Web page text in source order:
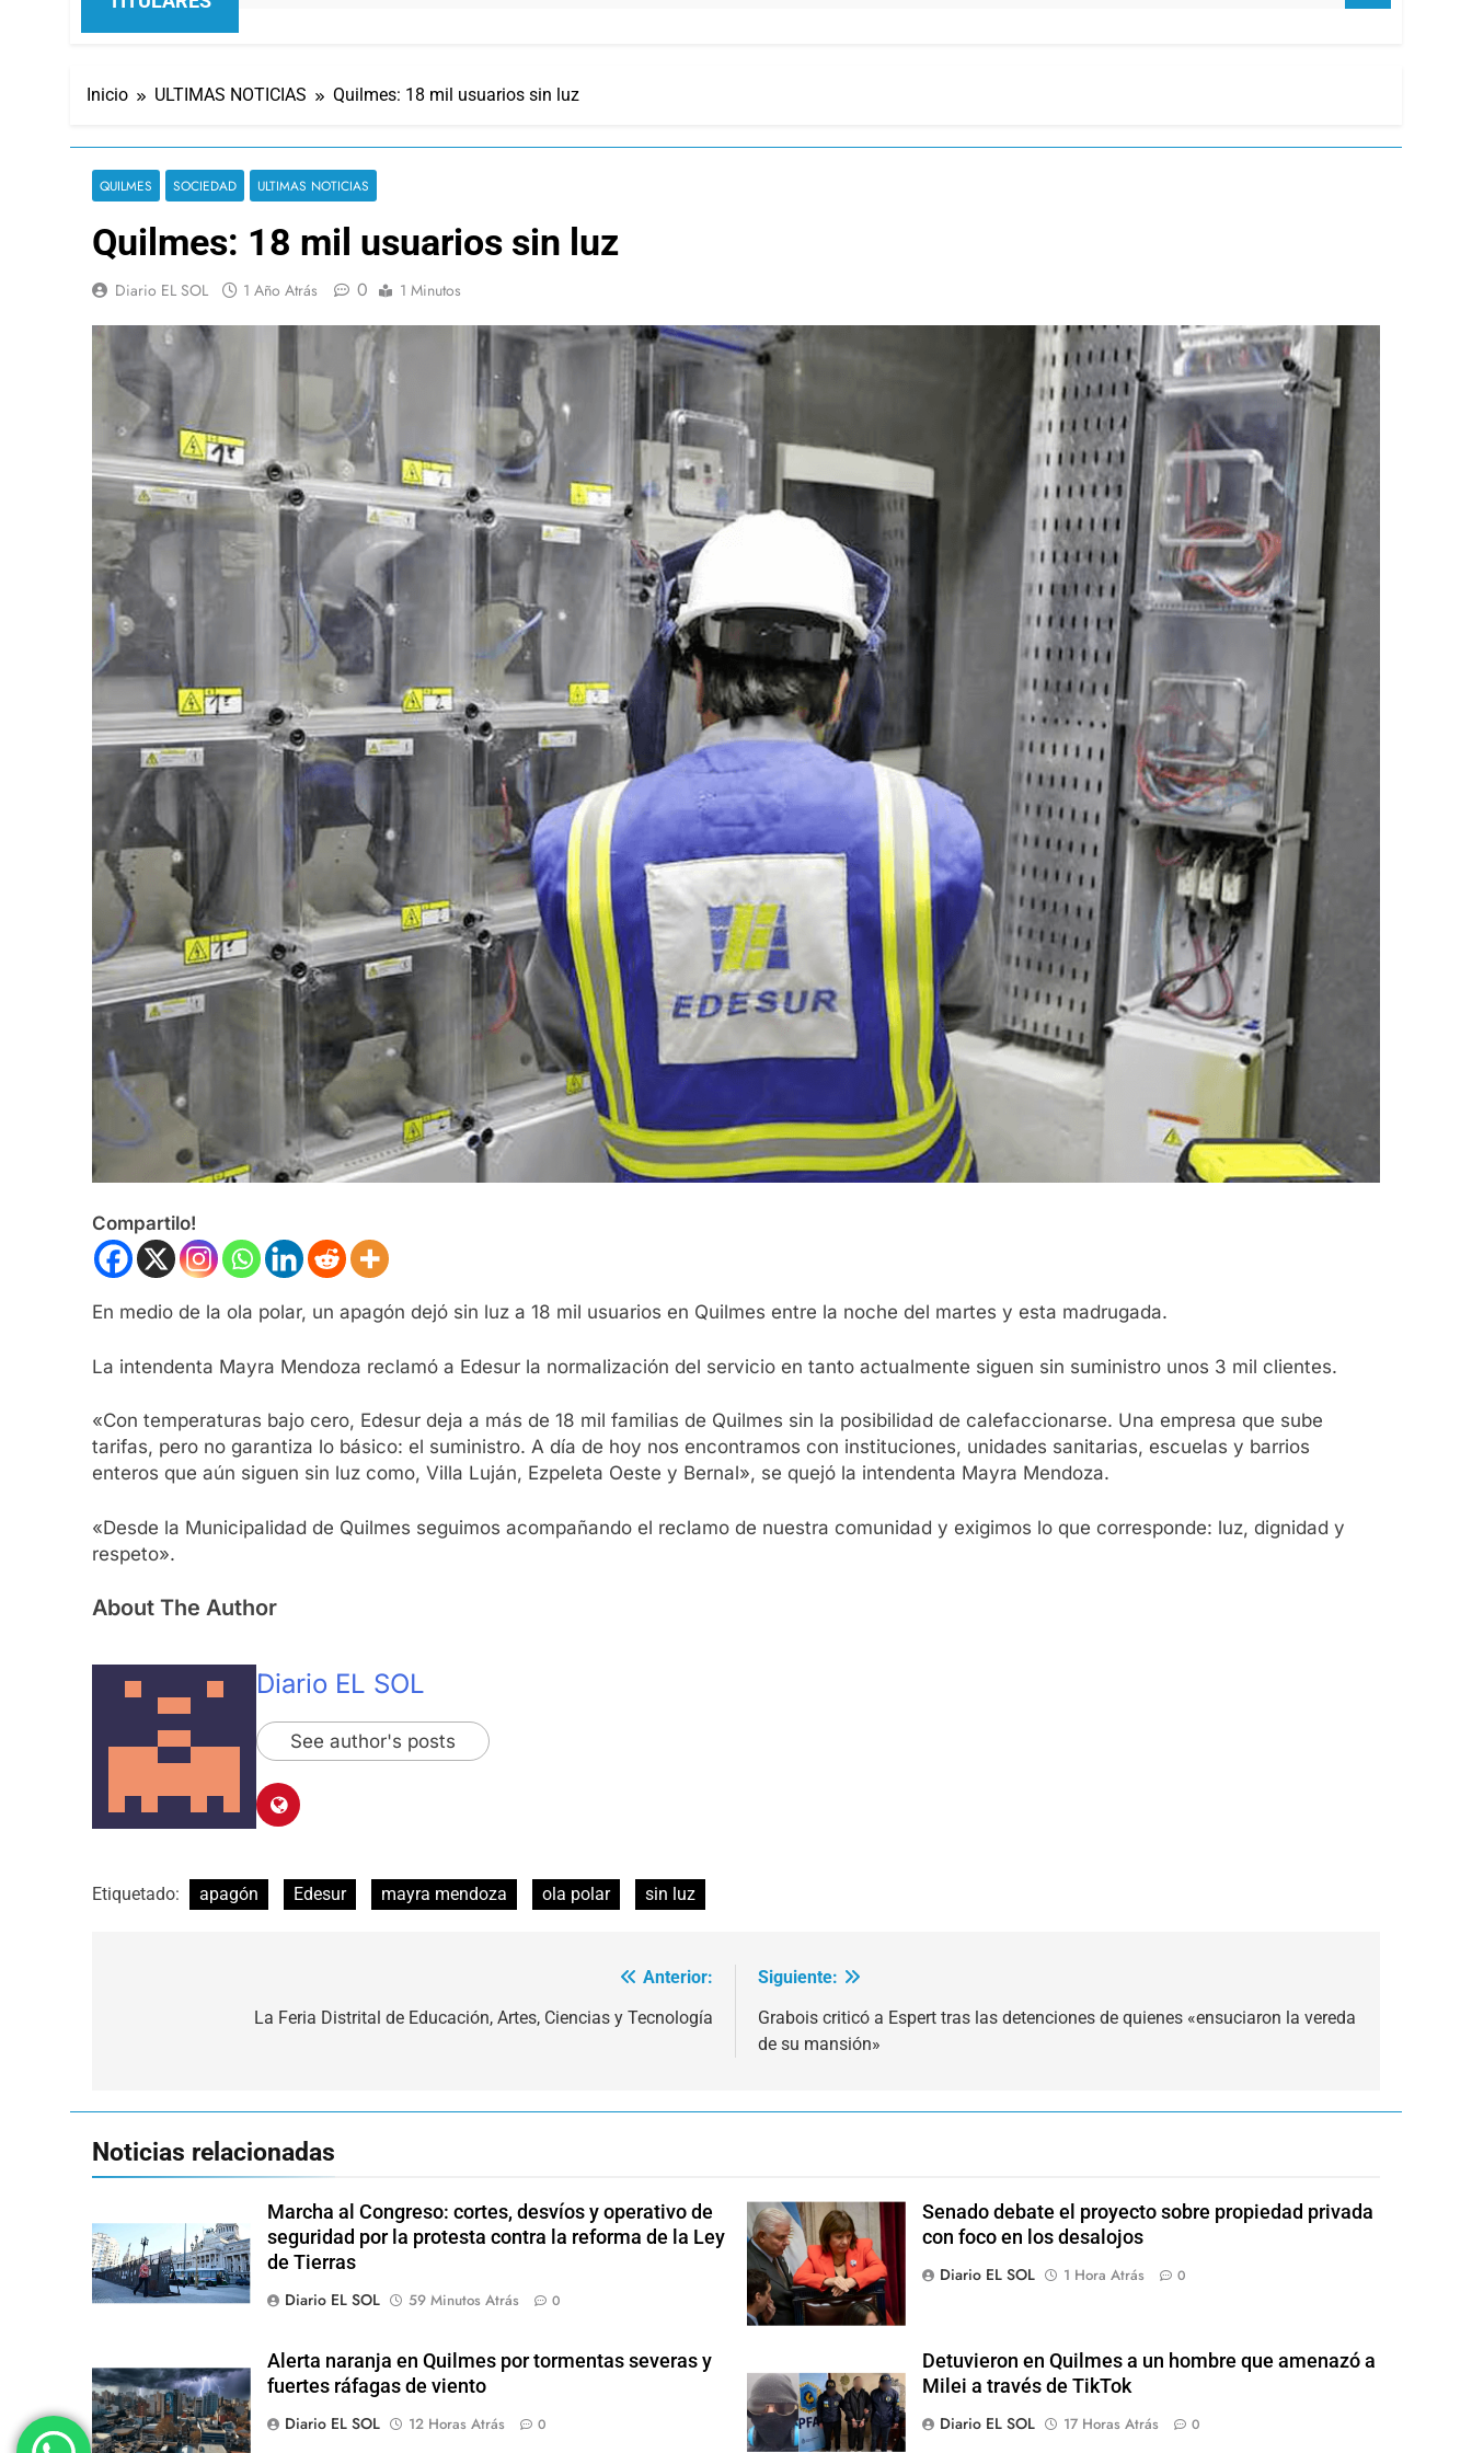
Inicio ULTIMAS NOTICIAS Quilmes: 18 mil usuarios sin luz
QUILMES SOCIEDAD ULTIMAS NOTICIAS
Quilmes: 18 mil usuarios sin luz
Diario EL SOL 1 Año Atrás 0 1 Minutos
Compartilo!
En medio de la ola polar, un apagón dejó sin luz a 18 mil usuarios en Quilmes entre la noche del martes y esta madrugada.
La intendenta Mayra Mendoza reclamó a Edesur la normalización del servicio en tanto actualmente siguen sin suministro unos 3 mil clientes.
«Con temperaturas bajo cero, Edesur deja a más de 18 mil familias de Quilmes sin la posibilidad de calefaccionarse. Una empresa que sube
tarifas, pero no garantiza lo básico: el suministro. A día de hoy nos encontramos con instituciones, unidades sanitarias, escuelas y barrios
enteros que aún siguen sin luz como, Villa Luján, Ezpeleta Oeste y Bernal», se quejó la intendenta Mayra Mendoza.
«Desde la Municipalidad de Quilmes seguimos acompañando el reclamo de nuestra comunidad y exigimos lo que corresponde: luz, dignidad y
respeto».
About The Author
Diario EL SOL
See author's posts
Etiquetado: apagón Edesur mayra mendoza ola polar sin luz
Anterior:
La Feria Distrital de Educación, Artes, Ciencias y Tecnología
Siguiente:
Grabois criticó a Espert tras las detenciones de quienes «ensuciaron la vereda
de su mansión»
Noticias relacionadas
Marcha al Congreso: cortes, desvíos y operativo de
seguridad por la protesta contra la reforma de la Ley
de Tierras
Diario EL SOL
59 Minutos Atrás 0
Senado debate el proyecto sobre propiedad privada
con foco en los desalojos
Diario EL SOL
1 Hora Atrás 0
Alerta naranja en Quilmes por tormentas severas y
fuertes ráfagas de viento
Diario EL SOL
12 Horas Atrás 0
Detuvieron en Quilmes a un hombre que amenazó a
Milei a través de TikTok
Diario EL SOL
17 Horas Atrás 0